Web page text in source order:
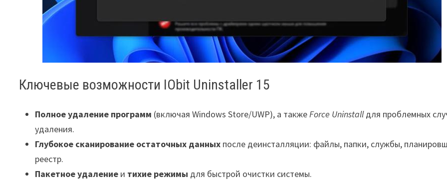
Ключевые возможности IObit Uninstaller 15
Полное удаление программ (включая Windows Store/UWP), а такжеForce Uninstallдля проблемных
удаления.
Глубокое сканирование остаточных данных после деинсталляции: файлы, папки, службы,
реестр.
Пакетное удаление и тихие режимы для быстрой очистки системы.